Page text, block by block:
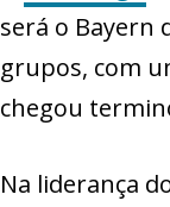
será o Bayern
grupos, com
chegou
Na liderança